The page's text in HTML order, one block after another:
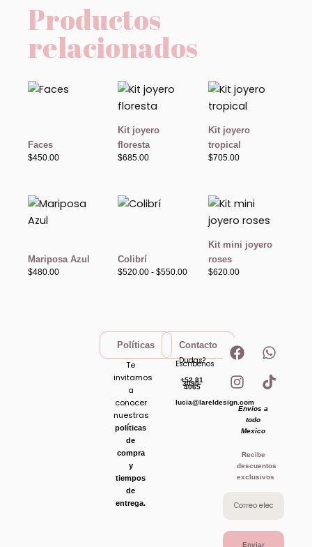
Productos
relacionados
Faces
$450.00
Kit joyero
floresta
$685.00
Kit joyero
tropical
$705.00
Mariposa Azul
$480.00
Colibrí
$520.00 - $550.00
Rango
precios:
$520.00
$550.00
Kit mini joyero
roses
$620.00
Políticas
Te
invitamos
a
conocer
nuestras
políticas
de
compra
y
tiempos
de
entrega.
Contacto
Dudas?
Escribenos
+52 81
3090-
4065
lucia@lareldesign.com
F
a
c
e
b
o
o
k
W
h
a
t
I
n
s
t
a
g
r
a
m
T
i
k
t
Envios a
todo
Mexico
Recibe
descuentos
exclusivos
Enviar